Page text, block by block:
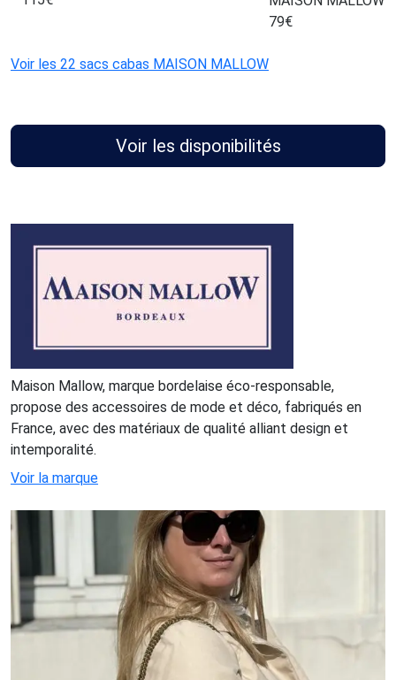
79€
Voir les 22 sacs cabas MAISON MALLOW
Voir les disponibilités
Maison Mallow, marque bordelaise éco-responsable,
propose des accessoires de mode et déco, fabriqués en
France, avec des matériaux de qualité alliant design et
intemporalité.
Voir la marque